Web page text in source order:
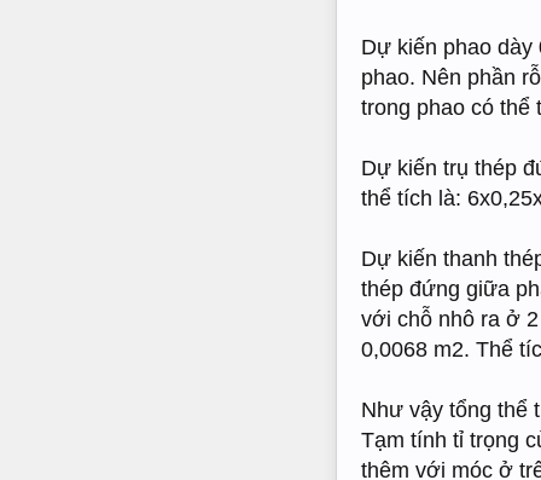
Dự kiến phao dày
phao. Nên phần
trong phao có thể
Dự kiến trụ thép
thể tích là:
Dự kiến thanh
thép đứng giữa
với chỗ nhô ra ở
0,0068 m2. Thể
Như vậy tổng thể
Tạm tính tỉ trọng
thêm với móc ở